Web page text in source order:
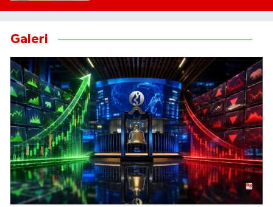
Galeri